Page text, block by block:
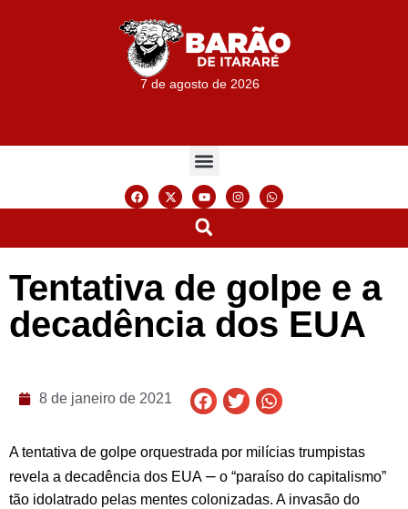
7 de agosto de 2026
Tentativa de golpe e a
decadência dos EUA
8 de janeiro de 2021
A tentativa de golpe orquestrada por milícias trumpistas
revela a decadência dos EUA – o “paraíso do capitalismo”
tão idolatrado pelas mentes colonizadas. A invasão do